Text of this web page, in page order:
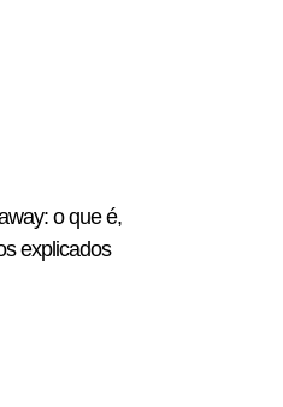
o que é,
explicados